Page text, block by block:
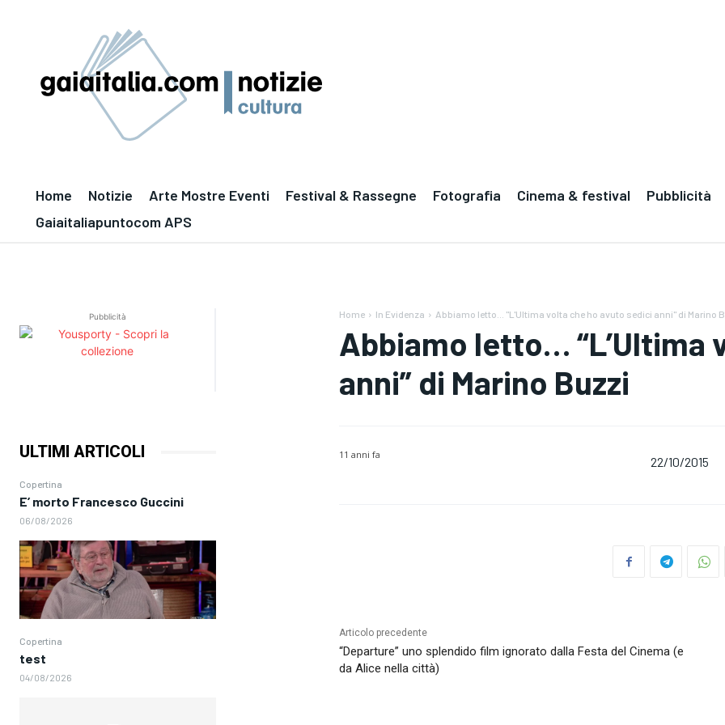
Home Notizie Arte Mostre Eventi Festival & Rassegne Fotografia Cinema & festival
Pubblicità
Gaiaitaliapuntocom APS
Pubblicità
ULTIMI ARTICOLI
Copertina
E’ morto Francesco Guccini
06/08/2026
Copertina
test
04/08/2026
Home In Evidenza Abbiamo letto... "L'Ultima volta che ho avuto sedici anni" di Marino
Abbiamo letto… “L’Ultima
anni” di Marino Buzzi
11 anni fa
22/10/2015
Articolo precedente
“Departure” uno splendido film ignorato dalla Festa del Cinema (e
da Alice nella città)